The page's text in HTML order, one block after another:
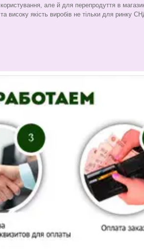
користування, але й для перепродуття в
та високу якість виробів не тільки для ринку